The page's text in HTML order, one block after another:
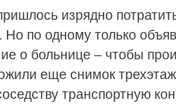
изрядно
Но по одному только
о больнице – чтобы
еще снимок
транспортную